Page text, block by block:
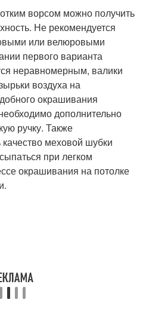
ворсом можно получить
Не рекомендуется
или велюровыми
первого варианта
неравномерным, валики
воздуха на
окрашивания
дополнительно
ручку. Также
меховой шубки
при легком
окрашивания на потолке